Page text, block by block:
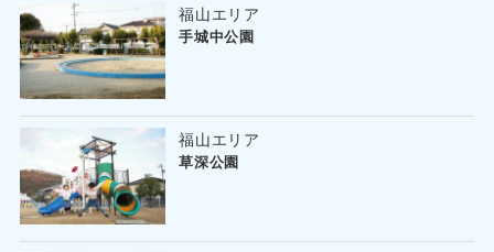
福山エリア
手城中公園
福山エリア
草深公園